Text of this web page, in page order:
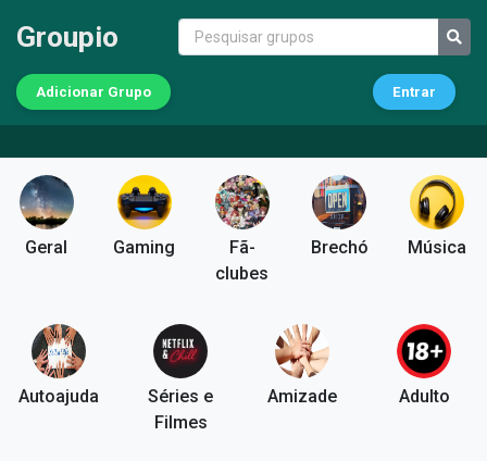
Groupio
Adicionar Grupo Entrar
Geral Gaming
Fã-
clubes
Brechó Música
Autoajuda
Séries e
Filmes
Amizade Adulto